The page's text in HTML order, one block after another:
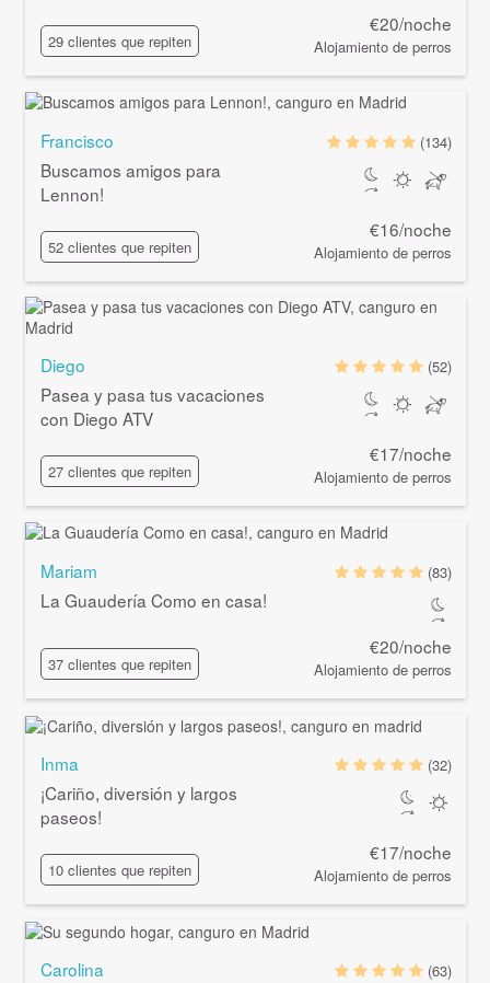
29 clientes que repiten
€20/noche
Alojamiento de perros
Francisco
Buscamos amigos para
Lennon!
52 clientes que repiten
(134)
€16/noche
Alojamiento de perros
Diego
Pasea y pasa tus vacaciones
con Diego ATV
27 clientes que repiten
(52)
€17/noche
Alojamiento de perros
Mariam
La Guaudería Como en casa!
37 clientes que repiten
(83)
€20/noche
Alojamiento de perros
Inma
¡Cariño, diversión y largos
paseos!
10 clientes que repiten
(32)
€17/noche
Alojamiento de perros
Carolina
(63)